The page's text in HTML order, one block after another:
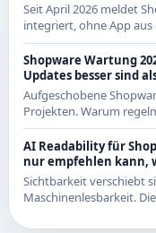
Seit April 2026 meldet
integriert, ohne App aus
funktioniert und was
Shopware Wartung
Updates besser sind
Aufgeschobene
Projekten. Warum
wirtschaftlichere
Releases.
AI Readability für
nur empfehlen kann,
Sichtbarkeit verschiebt
Maschinenlesbarkeit.